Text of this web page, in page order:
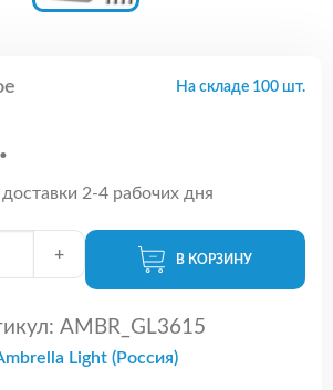
На складе 100 шт.
2-4 рабочих дня
+ В КОРЗИНУ
AMBR_GL3615
Light (Россия)